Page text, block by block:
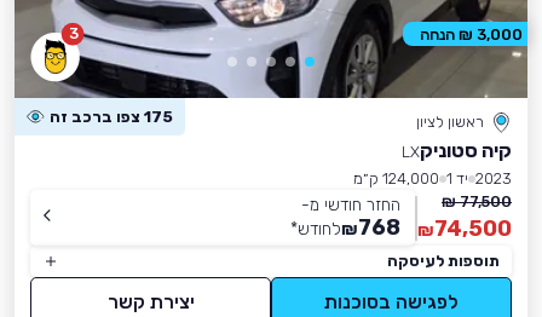
3
ראשון לציון 175 צפו ברכב זה
קיה סטוניקLX
2023 יד 1
124,000 ק״מ
77,500 ₪
74,500
₪
החזר חודשי מ-
768
₪לחודש*
תוספות לעיסקה
לפגישה בסוכנות יצירת קשר
3,000 ₪ הנחה